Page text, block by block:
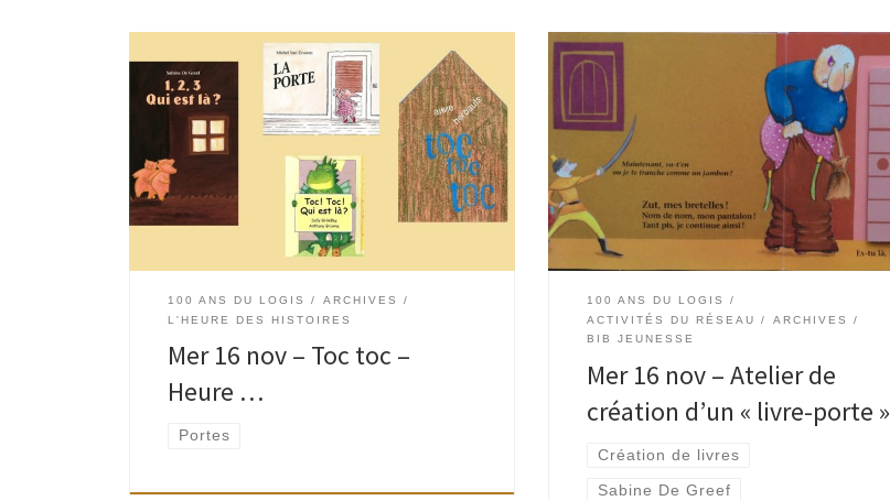
Toc toc… Entrez ! › On vous raconte des albums
jeunesse inspirés par des portes en tous
genres, des voisins peu communs, des visiteurs
surprise, des invités qui se font […]
100 ANS DU LOGIS
ARCHIVES
L'HEURE DES HISTOIRES
Mer 16 nov – Toc toc –
Heure …
Portes
› Qui se cache dans cette maison? Ouvrons la
porte… Ensemble, fabriquons un livre à
devinettes, avec des papiers découpés, des
dessins et des mots. › Animé par Sabine De […]
100 ANS DU LOGIS
ACTIVITÉS DU RÉSEAU
ARCHIVES
BIB JEUNESSE
Mer 16 nov – Atelier de
création d’un « livre-porte »
Création de livres
Sabine De Greef